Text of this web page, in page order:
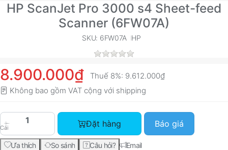
HP ScanJet Pro 3000 s4 Sheet-feed
Scanner (6FW07A)
SKU: 6FW07A HP
8.900.000₫ Thuế 8%: 9.612.000₫
Không bao gồm VAT cộng với shipping
Cái
HP ScanJet Pro 3000 s4 Sheet-feed Scanner
Đặt hàng Báo giá
Ưa thích So sánh Câu hỏi? Email